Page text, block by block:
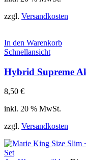
zzgl. Versandkosten
In den Warenkorb
Schnellansicht
Hybrid Supreme
8,50 €
inkl. 20 % MwSt.
zzgl. Versandkosten